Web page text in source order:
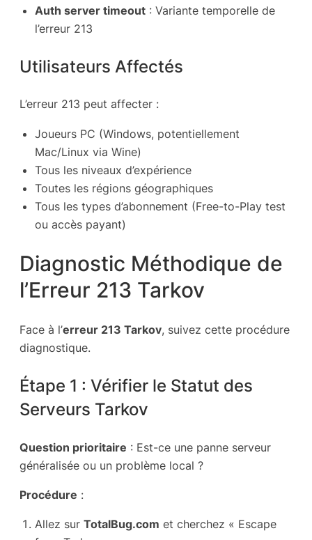
Auth server timeout : Variante temporelle de
l’erreur 213
Utilisateurs Affectés
L’erreur 213 peut affecter :
Joueurs PC (Windows, potentiellement
Mac/Linux via Wine)
Tous les niveaux d’expérience
Toutes les régions géographiques
Tous les types d’abonnement (Free-to-Play test
ou accès payant)
Diagnostic Méthodique de
l’Erreur 213 Tarkov
Face à l’erreur 213 Tarkov, suivez cette procédure
diagnostique.
Étape 1 : Vérifier le Statut des
Serveurs Tarkov
Question prioritaire : Est-ce une panne serveur
généralisée ou un problème local ?
Procédure :
Allez sur TotalBug.com et cherchez « Escape